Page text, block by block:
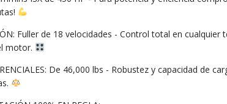
Fuller de 18 velocidades - Control total en
motor.
De 46,000 lbs - Robustez y capacidad de